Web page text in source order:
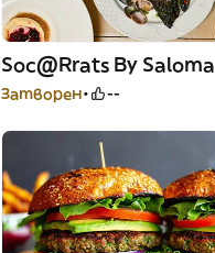
Soc@Rrats By Saloma
Затворен --